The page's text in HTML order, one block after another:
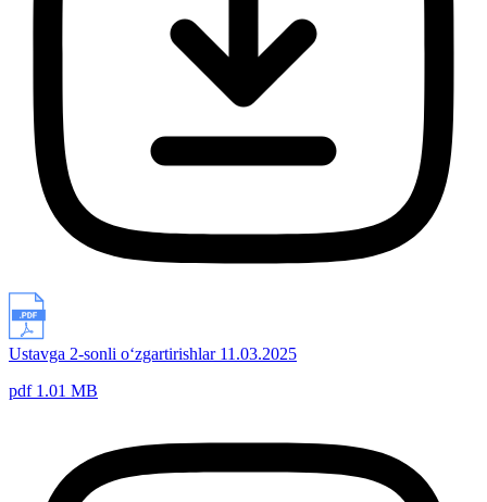
Ustavga 2-sonli o‘zgartirishlar 11.03.2025
pdf 1.01 MB